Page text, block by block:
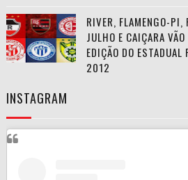
RIVER, FLAMENGO-
JULHO E CAIÇARA
EDIÇÃO DO
2012
INSTAGRAM